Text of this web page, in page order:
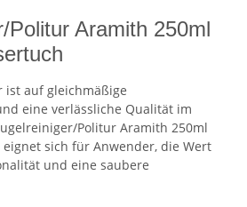
Politur Aramith 250ml
ist auf gleichmäßige
eine verlässliche Qualität im
Politur Aramith 250ml
sich für Anwender, die Wert
und eine saubere